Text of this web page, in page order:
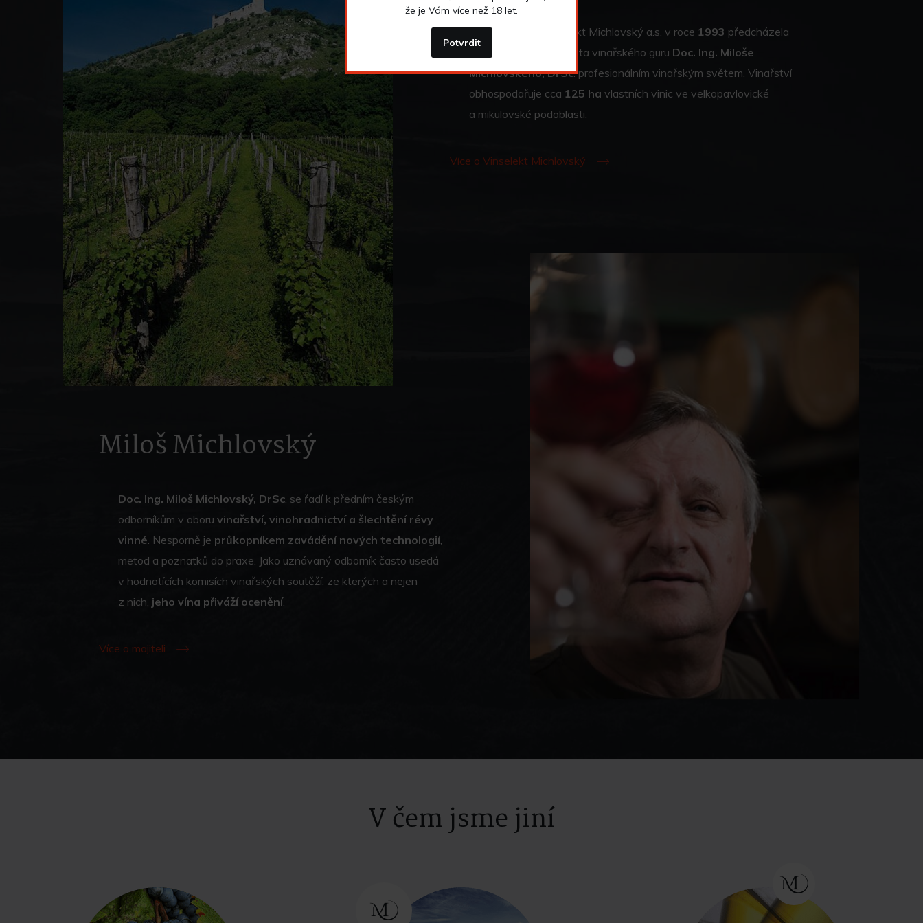
Založení firmy Vinselekt Michlovský a.s. v roce 1993 předcházela
více než třicetiletá cesta vinařského guru Doc. Ing. Miloše
Michlovského, DrSc. profesionálním vinařským světem. Vinařství
obhospodařuje cca 125 ha vlastních vinic ve velkopavlovické
a mikulovské podoblasti.
Více o Vinselekt Michlovský
Miloš Michlovský
Doc. Ing. Miloš Michlovský, DrSc. se řadí k předním českým
odborníkům v oboruvinařství, vinohradnictví a šlechtění révy
vinné. Nesporně je průkopníkem zavádění nových technologií,
metod a poznatků do praxe. Jako uznávaný odborník často usedá
v hodnotících komisích vinařských soutěží, ze kterých a nejen
z nich, jeho vína přiváží ocenění.
Více o majiteli
V čem jsme jiní
že je Vám více než 18 let.
Potvrdit